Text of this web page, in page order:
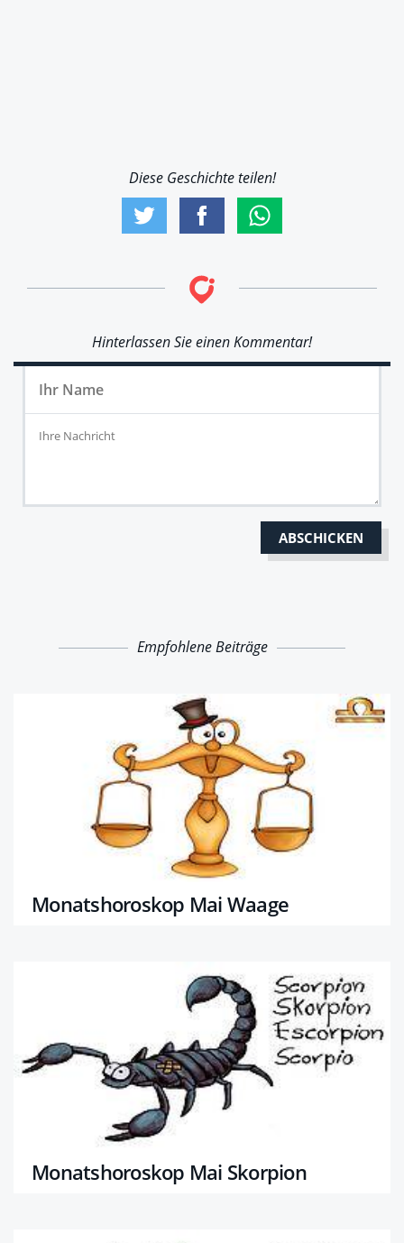
Diese Geschichte teilen!
Hinterlassen Sie einen Kommentar!
Empfohlene Beiträge
Monatshoroskop Mai Waage
Monatshoroskop Mai Skorpion